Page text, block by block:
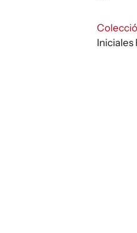
cantidad
Iniciales